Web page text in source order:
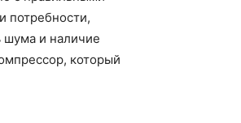
потребности,
шума и наличие
который